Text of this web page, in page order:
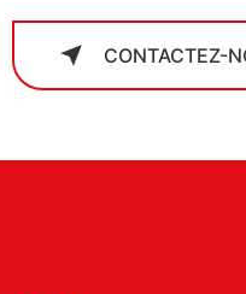
CONTACTEZ-